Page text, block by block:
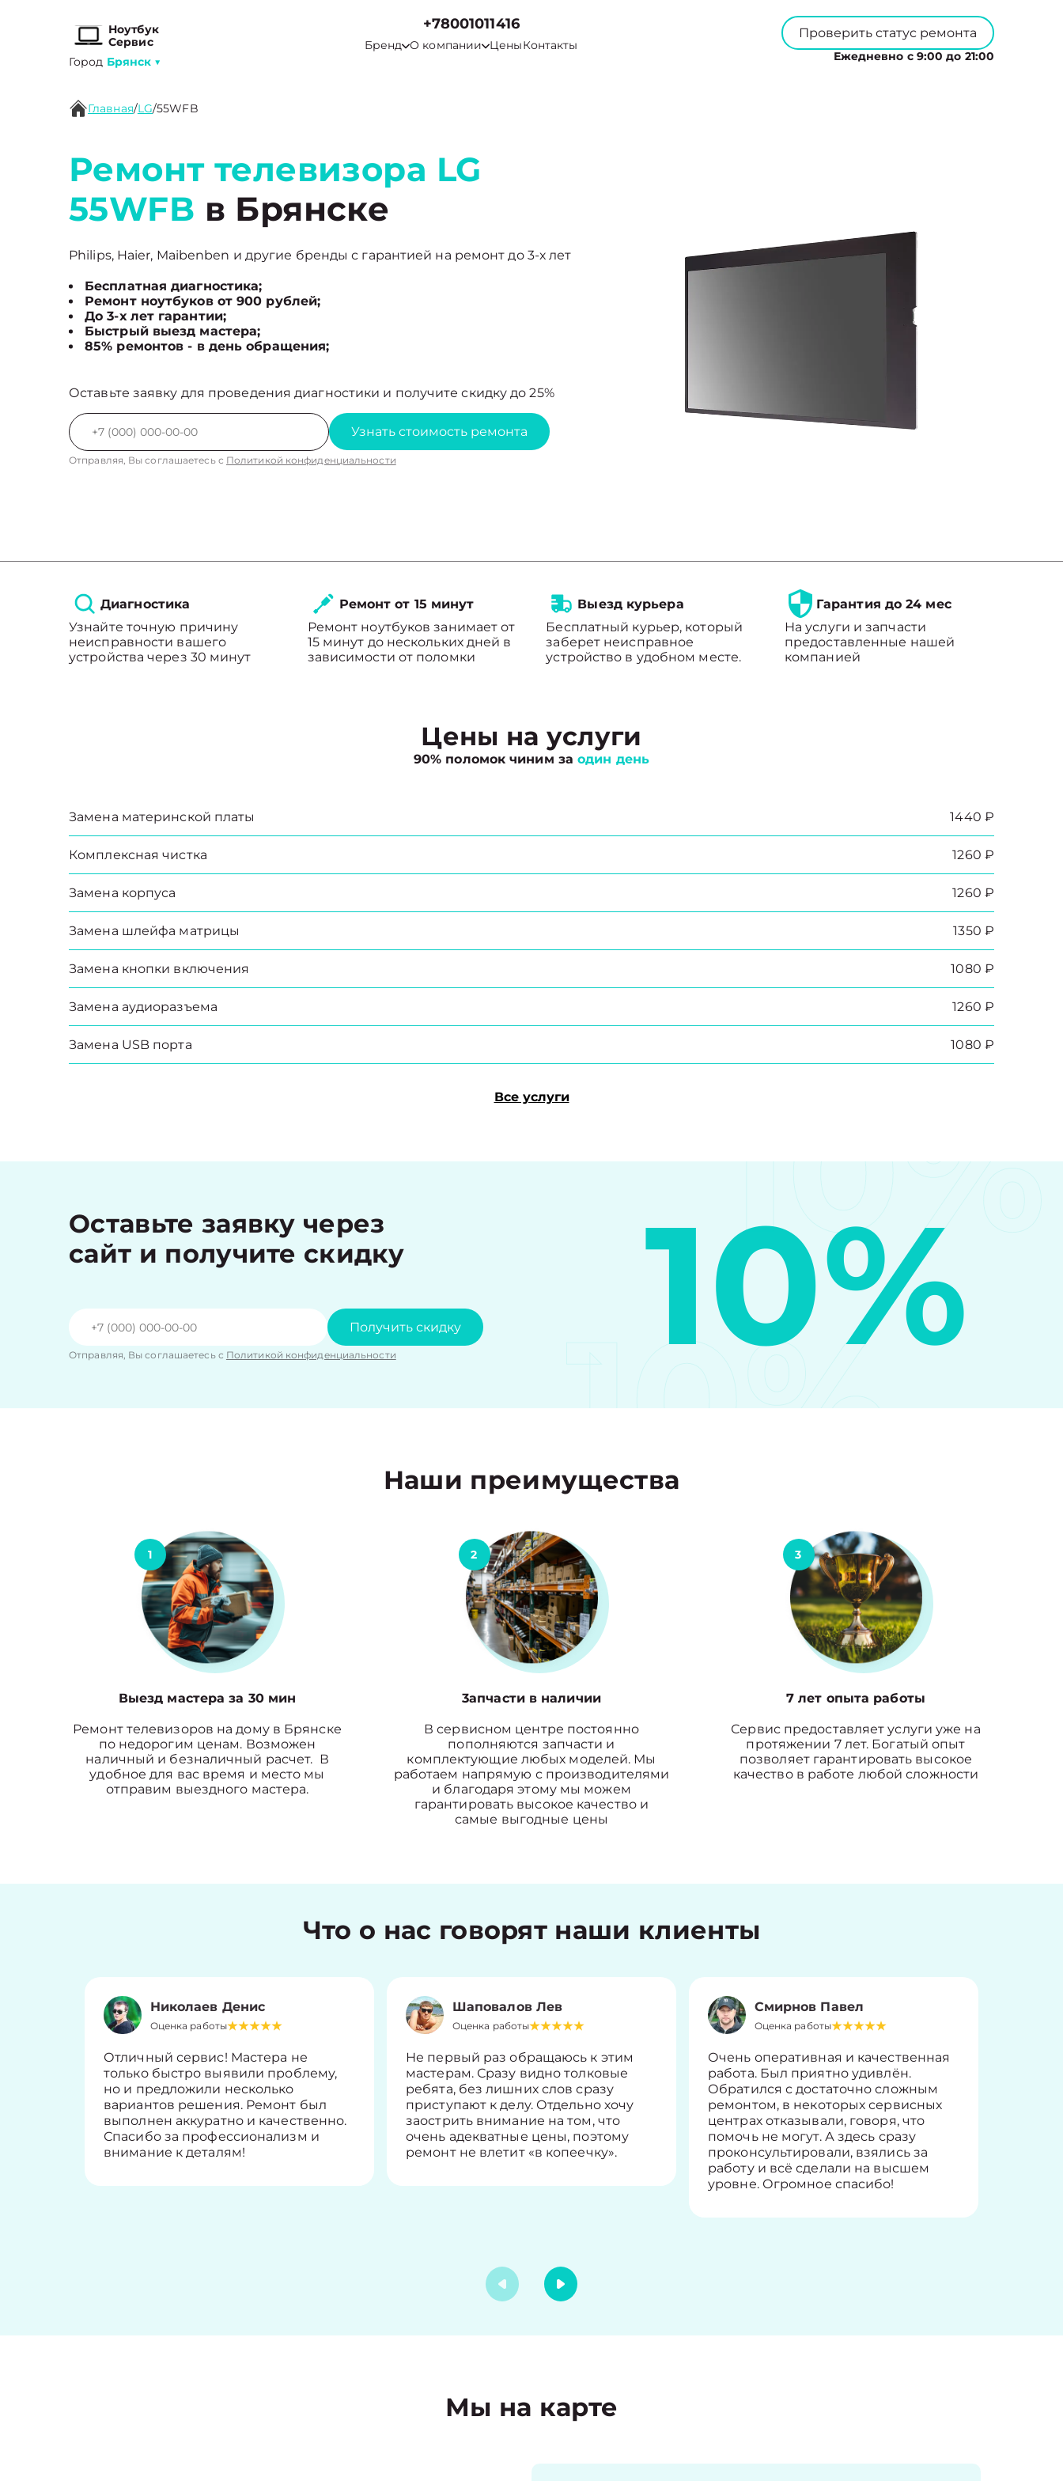
Ноутбук
Сервис
Город Брянск ▼
+78001011416
Бренд О компании ЦеныКонтакты
Проверить статус ремонта
Ежедневно с 9:00 до 21:00
Главная/LG/55WFB
Ремонт телевизора LG
55WFB в Брянске
Philips, Haier, Maibenben и другие бренды с гарантией на ремонт до 3-х лет
Бесплатная диагностика;
Ремонт ноутбуков от 900 рублей;
До 3-х лет гарантии;
Быстрый выезд мастера;
85% ремонтов - в день обращения;
Оставьте заявку для проведения диагностики и получите скидку до 25%
Узнать стоимость ремонта
Отправляя, Вы соглашаетесь с Политикой конфиденциальности
Диагностика
Узнайте точную причину
неисправности вашего
устройства через 30 минут
Ремонт от 15 минут
Ремонт ноутбуков занимает от
15 минут до нескольких дней в
зависимости от поломки
Выезд курьера
Бесплатный курьер, который
заберет неисправное
устройство в удобном месте.
Гарантия до 24 мес
На услуги и запчасти
предоставленные нашей
компанией
Цены на услуги
90% поломок чиним заодин день
Замена материнской платы 1440 ₽
Комплексная чистка 1260 ₽
Замена корпуса 1260 ₽
Замена шлейфа матрицы 1350 ₽
Замена кнопки включения 1080 ₽
Замена аудиоразъема 1260 ₽
Замена USB порта 1080 ₽
Все услуги
Оставьте заявку через
сайт и получите скидку
Получить скидку
Отправляя, Вы соглашаетесь с Политикой конфиденциальности 10%
10%
10%
Наши преимущества
1
Выезд мастера за 30 мин
Ремонт телевизоров на дому в Брянске
по недорогим ценам. Возможен
наличный и безналичный расчет. В
удобное для вас время и место мы
отправим выездного мастера.
2
3апчасти в наличии
В сервисном центре постоянно
пополняются запчасти и
комплектующие любых моделей. Мы
работаем напрямую с производителями
и благодаря этому мы можем
гарантировать высокое качество и
самые выгодные цены
3
7 лет опыта работы
Сервис предоставляет услуги уже на
протяжении 7 лет. Богатый опыт
позволяет гарантировать высокое
качество в работе любой сложности
Что о нас говорят наши клиенты
Николаев Денис
Оценка работы
Отличный сервис! Мастера не
только быстро выявили проблему,
но и предложили несколько
вариантов решения. Ремонт был
выполнен аккуратно и качественно.
Спасибо за профессионализм и
внимание к деталям!
Шаповалов Лев
Оценка работы
Не первый раз обращаюсь к этим
мастерам. Сразу видно толковые
ребята, без лишних слов сразу
приступают к делу. Отдельно хочу
заострить внимание на том, что
очень адекватные цены, поэтому
ремонт не влетит «в копеечку».
Смирнов Павел
Оценка работы
Очень оперативная и качественная
работа. Был приятно удивлён.
Обратился с достаточно сложным
ремонтом, в некоторых сервисных
центрах отказывали, говоря, что
помочь не могут. А здесь сразу
проконсультировали, взялись за
работу и всё сделали на высшем
уровне. Огромное спасибо!
Мы на карте